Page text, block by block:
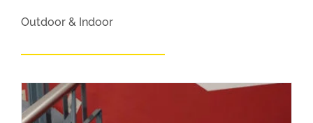
Outdoor & Indoor